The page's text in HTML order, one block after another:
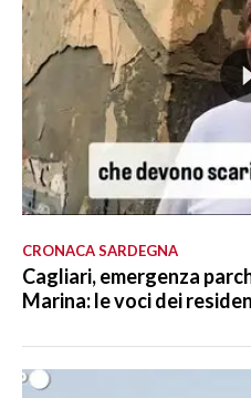
CRONACA SARDEGNA
Cagliari, emergenza
Marina: le voci dei